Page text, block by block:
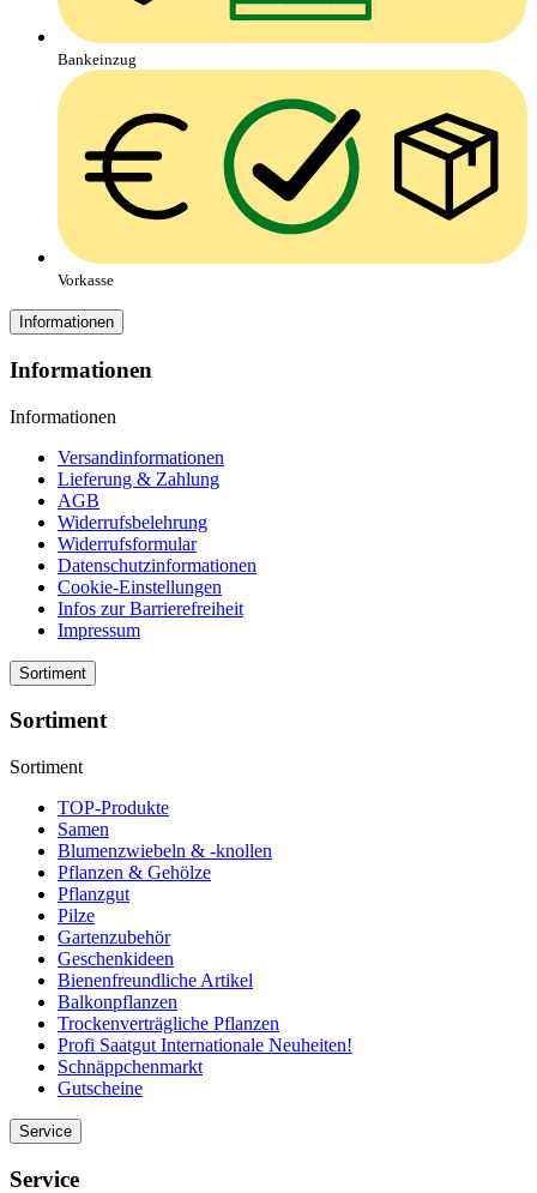
Bankeinzug
Vorkasse
Informationen
Informationen
Informationen
Versandinformationen
Lieferung & Zahlung
AGB
Widerrufsbelehrung
Widerrufsformular
Datenschutzinformationen
Cookie-Einstellungen
Infos zur Barrierefreiheit
Impressum
Sortiment
Sortiment
Sortiment
TOP-Produkte
Samen
Blumenzwiebeln & -knollen
Pflanzen & Gehölze
Pflanzgut
Pilze
Gartenzubehör
Geschenkideen
Bienenfreundliche Artikel
Balkonpflanzen
Trockenverträgliche Pflanzen
Profi Saatgut Internationale Neuheiten!
Schnäppchenmarkt
Gutscheine
Service
Service